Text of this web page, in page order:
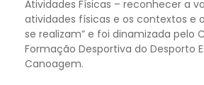
Atividades Físicas – reconhecer a
atividades físicas e os contextos e
se realizam” e foi dinamizada pelo
Formação Desportiva do Desporto
Canoagem.